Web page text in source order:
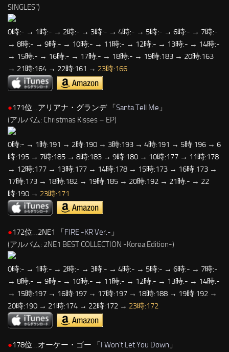
SINGLES”)
0時:- → 1時:- → 2時:- → 3時:- → 4時:- → 5時:- → 6時:- → 7時:-
→ 8時:- → 9時:- → 10時:- → 11時:- → 12時:- → 13時:- → 14時:-
→ 15時:- → 16時:- → 17時:- → 18時:- → 19時:183 → 20時:163
→ 21時:164 → 22時:161 → 23時:166
●171位…アリアナ・グランデ 「Santa Tell Me 」
(アルバム: Christmas Kisses – EP)
0時:- → 1時:191 → 2時:190 → 3時:193 → 4時:191 → 5時:196 → 6
時:195 → 7時:185 → 8時:183 → 9時:180 → 10時:177 → 11時:178
→ 12時:177 → 13時:177 → 14時:178 → 15時:173 → 16時:173 →
17時:173 → 18時:182 → 19時:185 → 20時:192 → 21時:- → 22
時:190 → 23時:171
●172位…2NE1 「 FIRE -KR Ver.- 」
(アルバム: 2NE1 BEST COLLECTION -Korea Edition-)
0時:- → 1時:- → 2時:- → 3時:- → 4時:- → 5時:- → 6時:- → 7時:-
→ 8時:- → 9時:- → 10時:- → 11時:- → 12時:- → 13時:- → 14時:-
→ 15時:197 → 16時:197 → 17時:197 → 18時:188 → 19時:192 →
20時:190 → 21時:174 → 22時:172 → 23時:172
●178位…オーケー・ゴー 「I Won’t Let You Down 」